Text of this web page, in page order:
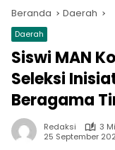
Beranda Daerah
Daerah
Siswi MAN
Seleksi
Beragama
Redaksi
3
25 September